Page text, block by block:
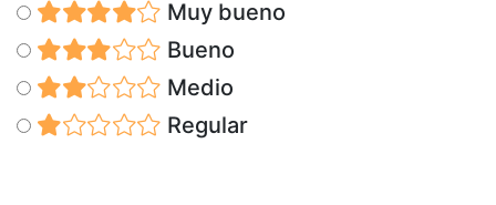
Muy bueno
Bueno
Medio
Regular